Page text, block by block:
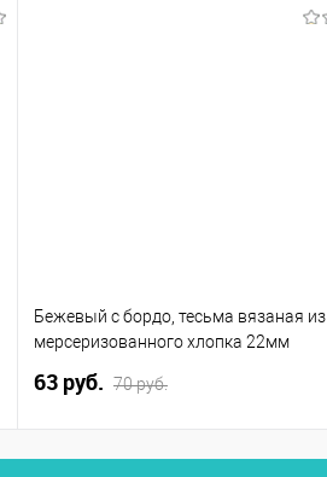
Бежевый с бордо, тесьма вязаная из
мерсеризованного хлопка 22мм
63 руб. 70 руб.